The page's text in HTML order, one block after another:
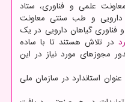
علمی و فناوری، ستاد
دارویی و طب سنتی معاونت
گیاهان دارویی در یک
در تلاش هستند تا با ساده
مجوزهای مورد نیاز در این
این تلاش ها تا حالا منجر به ثبت ۱۲۰ عنوان استاندارد در سازمان ملی